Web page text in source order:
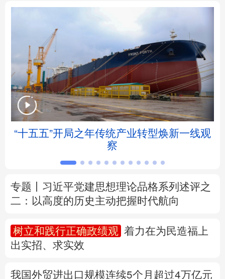
地方频道
北京 天津 河北 山西
辽宁 吉林 上海 江苏
浙江 安徽 福建 江西
河南 湖北
广东 广西 海南 重庆
陕西 甘肃
“十五五”开局之年传统产业转型焕新一线观
察
专题丨 习近平党建思想理论品格系列述评之
二：以高度的历史主动把握时代航向
树立和践行正确政绩观
着力在为民造福上
出实招、求实效
我国外贸进出口规模连续5个月超过4万亿元